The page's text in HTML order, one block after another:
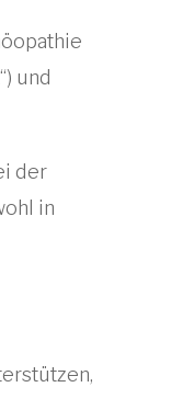
und
der
in